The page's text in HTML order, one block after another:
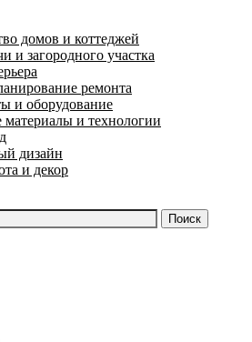
домов и коттеджей
и загородного участка
ремонта
и оборудование
и технологии
дизайн
и декор